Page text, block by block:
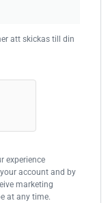
att skickas till din
experience
account and by
marketing
at any time.